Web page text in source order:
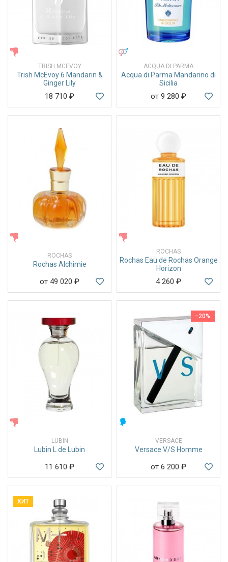
TRISH MCEVOY
Trish McEvoy 6 Mandarin &
Ginger Lily
18 710 ₽
ACQUA DI PARMA
Acqua di Parma Mandarino di
Sicilia
от 9 280 ₽
ROCHAS
Rochas Alchimie
от 49 020 ₽
ROCHAS
Rochas Eau de Rochas Orange
Horizon
4 260 ₽
LUBIN
Lubin L de Lubin
11 610 ₽
−20%
VERSACE
Versace V/S Homme
от 6 200 ₽
ХИТ